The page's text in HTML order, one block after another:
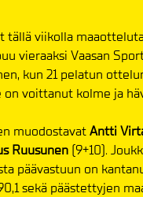
viikolla
vieraaksi Vaasan
kun 21 pelatun
voittanut kolme ja
muodostavatAntti
Ruusunen (9+10).
päävastuun on
sekä päästettyjen